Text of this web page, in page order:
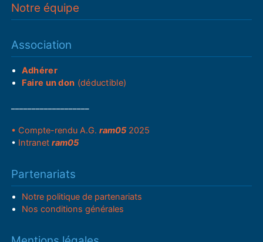
Notre équipe
Association
Adhérer
Faire un don (déductible)
• Compte-rendu A.G.ram05 2025
• Intranetram05
Partenariats
Notre politique de partenariats
Nos conditions générales